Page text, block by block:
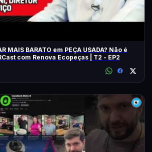
MAIS BARATO em PEÇA USADA? Não é
com Renova Ecopeças | T2 - EP2